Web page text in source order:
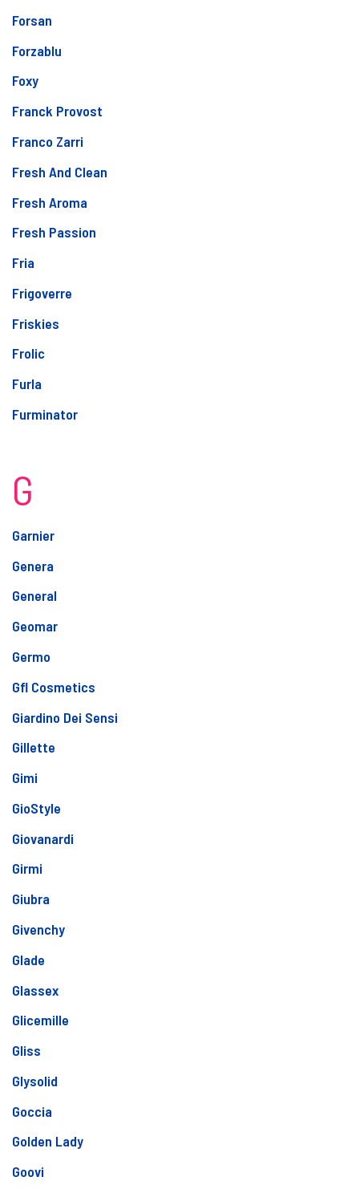
Forsan
Forzablu
Foxy
Franck Provost
Franco Zarri
Fresh And Clean
Fresh Aroma
Fresh Passion
Fria
Frigoverre
Friskies
Frolic
Furla
Furminator
G
Garnier
Genera
General
Geomar
Germo
Gfl Cosmetics
Giardino Dei Sensi
Gillette
Gimi
GioStyle
Giovanardi
Girmi
Giubra
Givenchy
Glade
Glassex
Glicemille
Gliss
Glysolid
Goccia
Golden Lady
Goovi